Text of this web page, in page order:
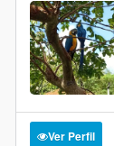
Ver Perfil